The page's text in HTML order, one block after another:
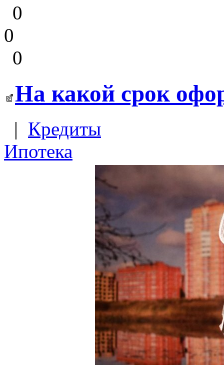
0
0
0
На какой срок
| Кредиты
Ипотека